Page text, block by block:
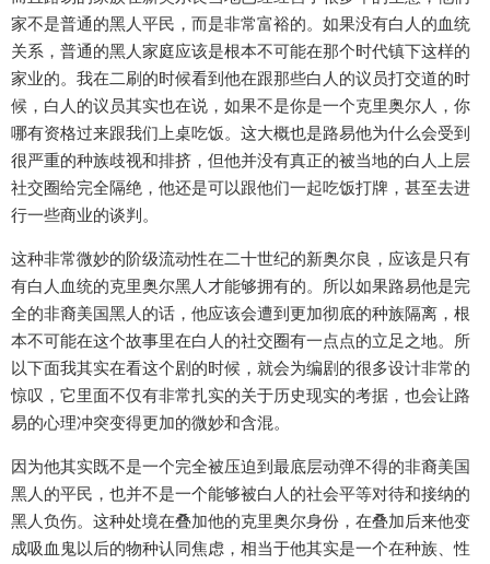
家不是普通的黑人平民，而是非常富裕的。如果没有白人的血统
关系，普通的黑人家庭应该是根本不可能在那个时代镇下这样的
家业的。我在二刷的时候看到他在跟那些白人的议员打交道的时
候，白人的议员其实也在说，如果不是你是一个克里奥尔人，你
哪有资格过来跟我们上桌吃饭。这大概也是路易他为什么会受到
很严重的种族歧视和排挤，但他并没有真正的被当地的白人上层
社交圈给完全隔绝，他还是可以跟他们一起吃饭打牌，甚至去进
行一些商业的谈判。
这种非常微妙的阶级流动性在二十世纪的新奥尔良，应该是只有
有白人血统的克里奥尔黑人才能够拥有的。所以如果路易他是完
全的非裔美国黑人的话，他应该会遭到更加彻底的种族隔离，根
本不可能在这个故事里在白人的社交圈有一点点的立足之地。所
以下面我其实在看这个剧的时候，就会为编剧的很多设计非常的
惊叹，它里面不仅有非常扎实的关于历史现实的考据，也会让路
易的心理冲突变得更加的微妙和含混。
因为他其实既不是一个完全被压迫到最底层动弹不得的非裔美国
黑人的平民，也并不是一个能够被白人的社会平等对待和接纳的
黑人负伤。这种处境在叠加他的克里奥尔身份，在叠加后来他变
成吸血鬼以后的物种认同焦虑，相当于他其实是一个在种族、性